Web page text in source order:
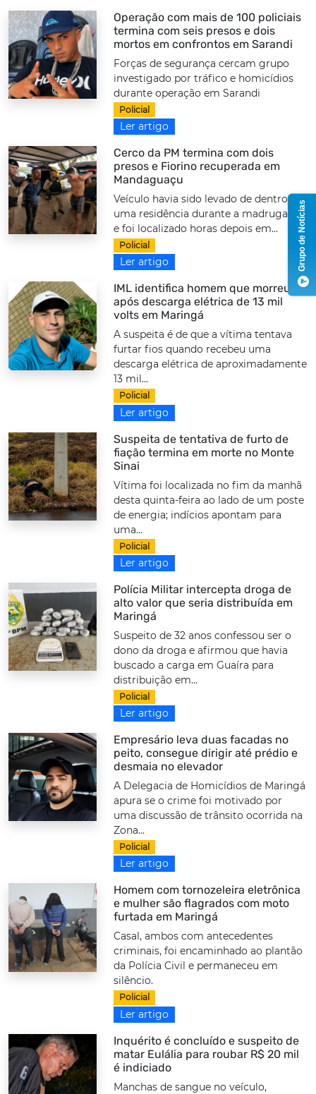
Operação com mais de 100 policiais
termina com seis presos e dois
mortos em confrontos em Sarandi
Forças de segurança cercam grupo
investigado por tráfico e homicídios
durante operação em Sarandi
Policial
Ler artigo
Cerco da PM termina com dois
presos e Fiorino recuperada em
Mandaguaçu
Veículo havia sido levado de dentro de
uma residência durante a madrugada
e foi localizado horas depois em...
Policial
Ler artigo
IML identifica homem que morreu
após descarga elétrica de 13 mil
volts em Maringá
A suspeita é de que a vítima tentava
furtar fios quando recebeu uma
descarga elétrica de aproximadamente
13 mil...
Policial
Ler artigo
Suspeita de tentativa de furto de
fiação termina em morte no Monte
Sinai
Vítima foi localizada no fim da manhã
desta quinta-feira ao lado de um poste
de energia; indícios apontam para
uma...
Policial
Ler artigo
Polícia Militar intercepta droga de
alto valor que seria distribuída em
Maringá
Suspeito de 32 anos confessou ser o
dono da droga e afirmou que havia
buscado a carga em Guaíra para
distribuição em...
Policial
Ler artigo
Empresário leva duas facadas no
peito, consegue dirigir até prédio e
desmaia no elevador
A Delegacia de Homicídios de Maringá
apura se o crime foi motivado por
uma discussão de trânsito ocorrida na
Zona...
Policial
Ler artigo
Homem com tornozeleira eletrônica
e mulher são flagrados com moto
furtada em Maringá
Casal, ambos com antecedentes
criminais, foi encaminhado ao plantão
da Polícia Civil e permaneceu em
silêncio.
Policial
Ler artigo
Inquérito é concluído e suspeito de
matar Eulália para roubar R$ 20 mil
é indiciado
Manchas de sangue no veículo,
Grupo de Notícias